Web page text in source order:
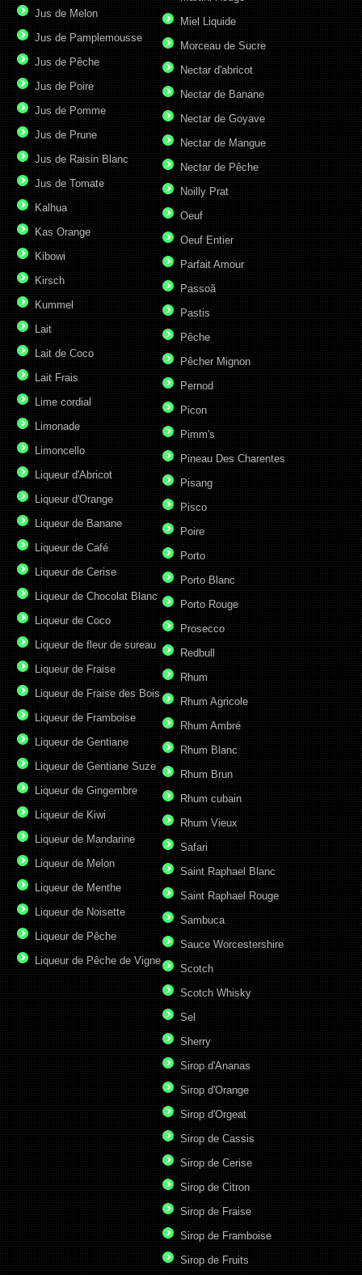
Jus de Melon
Jus de Pamplemousse
Jus de Pêche
Jus de Poire
Jus de Pomme
Jus de Prune
Jus de Raisin Blanc
Jus de Tomate
Kalhua
Kas Orange
Kibowi
Kirsch
Kummel
Lait
Lait de Coco
Lait Frais
Lime cordial
Limonade
Limoncello
Liqueur d'Abricot
Liqueur d'Orange
Liqueur de Banane
Liqueur de Café
Liqueur de Cerise
Liqueur de Chocolat Blanc
Liqueur de Coco
Liqueur de fleur de sureau
Liqueur de Fraise
Liqueur de Fraise des Bois
Liqueur de Framboise
Liqueur de Gentiane
Liqueur de Gentiane Suze
Liqueur de Gingembre
Liqueur de Kiwi
Liqueur de Mandarine
Liqueur de Melon
Liqueur de Menthe
Liqueur de Noisette
Liqueur de Pêche
Liqueur de Pêche de Vigne
Miel Liquide
Morceau de Sucre
Nectar d'abricot
Nectar de Banane
Nectar de Goyave
Nectar de Mangue
Nectar de Pêche
Noilly Prat
Oeuf
Oeuf Entier
Parfait Amour
Passoã
Pastis
Pêche
Pêcher Mignon
Pernod
Picon
Pimm's
Pineau Des Charentes
Pisang
Pisco
Poire
Porto
Porto Blanc
Porto Rouge
Prosecco
Redbull
Rhum
Rhum Agricole
Rhum Ambré
Rhum Blanc
Rhum Brun
Rhum cubain
Rhum Vieux
Safari
Saint Raphael Blanc
Saint Raphael Rouge
Sambuca
Sauce Worcestershire
Scotch
Scotch Whisky
Sel
Sherry
Sirop d'Ananas
Sirop d'Orange
Sirop d'Orgeat
Sirop de Cassis
Sirop de Cerise
Sirop de Citron
Sirop de Fraise
Sirop de Framboise
Sirop de Fruits